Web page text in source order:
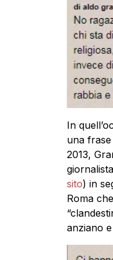
In
una
2013,
sito) in
Roma
anziano